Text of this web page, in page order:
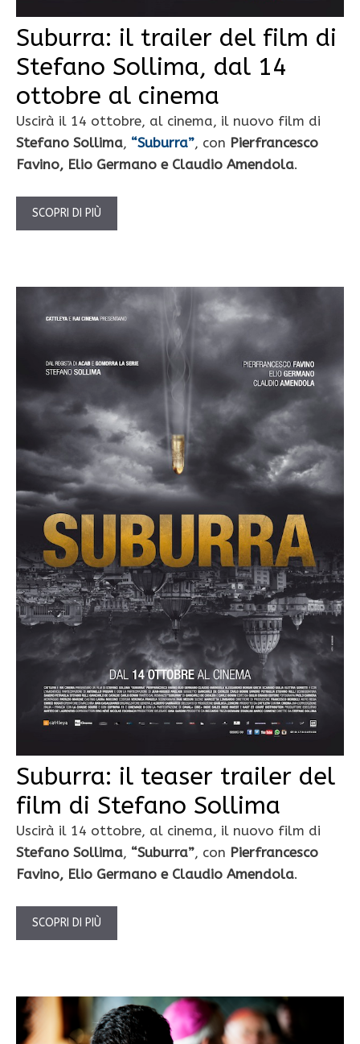
Suburra: il trailer del film di
Stefano Sollima, dal 14
ottobre al cinema
Uscirà il 14 ottobre, al cinema, il nuovo film di
Stefano Sollima, “Suburra”, con Pierfrancesco
Favino, Elio Germano e Claudio Amendola.
SCOPRI DI PIÙ
Suburra: il teaser trailer del
film di Stefano Sollima
Uscirà il 14 ottobre, al cinema, il nuovo film di
Stefano Sollima, “Suburra”, con Pierfrancesco
Favino, Elio Germano e Claudio Amendola.
SCOPRI DI PIÙ